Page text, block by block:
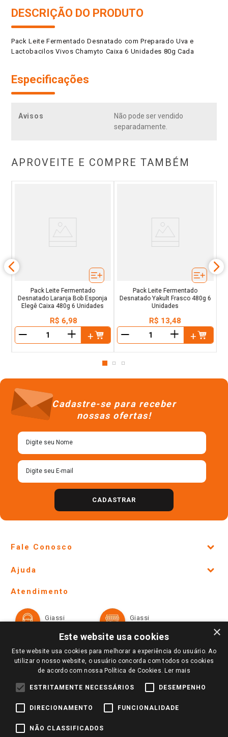
DESCRIÇÃO DO PRODUTO
Pack Leite Fermentado Desnatado com Preparado Uva e
Lactobacilos Vivos Chamyto Caixa 6 Unidades 80g Cada
Especificações
Avisos
Não pode ser vendido
separadamente.
APROVEITE E COMPRE TAMBÉM
Pack Leite Fermentado
Desnatado Laranja Bob Esponja
Elegê Caixa 480g 6 Unidades
R$ 6,98
＋
Pack Leite Fermentado
Desnatado Yakult Frasco 480g 6
Unidades
R$ 13,48
＋
Cadastre-se para receber
nossas ofertas!
CADASTRAR
Fale Conosco
Lojas Físicas e Horários
Ofertas
Televendas
Notícias
Perguntas frequentes
Identidade Visual
Ajuda
Formas de Pagamento
Trocas e Devoluções
Atendimento
Giassi
Giassi
Redes Sociais
Pagamento e Segurança
×
Este website usa cookies
Este website usa cookies para melhorar a experiência do usuário. Ao
utilizar o nosso website, o usuário concorda com todos os cookies
de acordo com nossa Política de Cookies. Ler mais
ESTRITAMENTE NECESSÁRIOS DESEMPENHO
DIRECIONAMENTO FUNCIONALIDADE
NÃO CLASSIFICADOS